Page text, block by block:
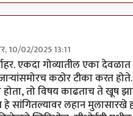
10/02/2025 13:11
एकदा गोव्यातील एका देवळात
कठोर टीका करत
होता, तो विषय काढताच ते खूष
लहान मुलासारखे